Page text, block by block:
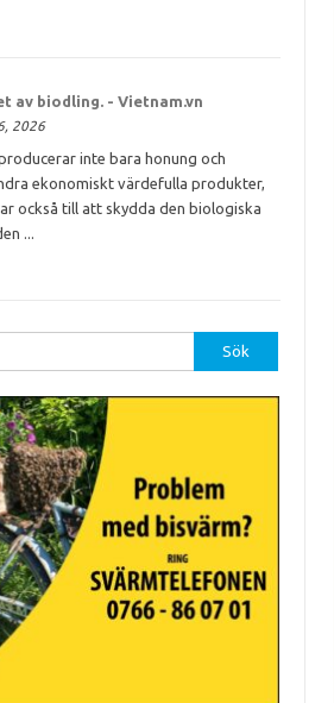
av biodling. - Vietnam.vn
2026
inte bara honung och
ekonomiskt värdefulla produkter,
också till att skydda den biologiska
...